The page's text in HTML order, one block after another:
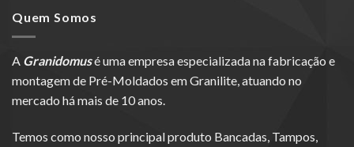
Quem Somos
A Granidomusé uma empresa especializada na fabricação e
montagem de Pré-Moldados em Granilite, atuando no
mercado há mais de 10 anos.
Temos como nosso principal produto Bancadas, Tampos,